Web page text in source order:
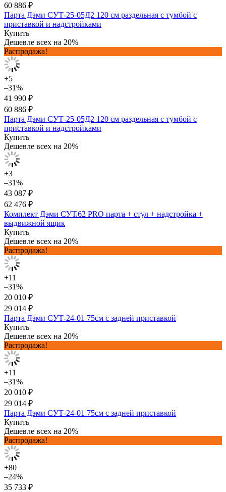
60 886 ₽
Парта Дэми СУТ-25-05Д2 120 см раздельная с тумбой с
приставкой и надстройками
Купить
Дешевле всех на 20%
Распродажа!
+5
–31%
41 990 ₽
60 886 ₽
Парта Дэми СУТ-25-05Д2 120 см раздельная с тумбой с
приставкой и надстройками
Купить
Дешевле всех на 20%
+3
–31%
43 087 ₽
62 476 ₽
Комплект Дэми СУТ.62 PRO парта + стул + надстройка +
выдвижной ящик
Купить
Дешевле всех на 20%
Распродажа!
+11
–31%
20 010 ₽
29 014 ₽
Парта Дэми СУТ-24-01 75см с задней приставкой
Купить
Дешевле всех на 20%
Распродажа!
+11
–31%
20 010 ₽
29 014 ₽
Парта Дэми СУТ-24-01 75см с задней приставкой
Купить
Дешевле всех на 20%
Распродажа!
+80
–24%
35 733 ₽